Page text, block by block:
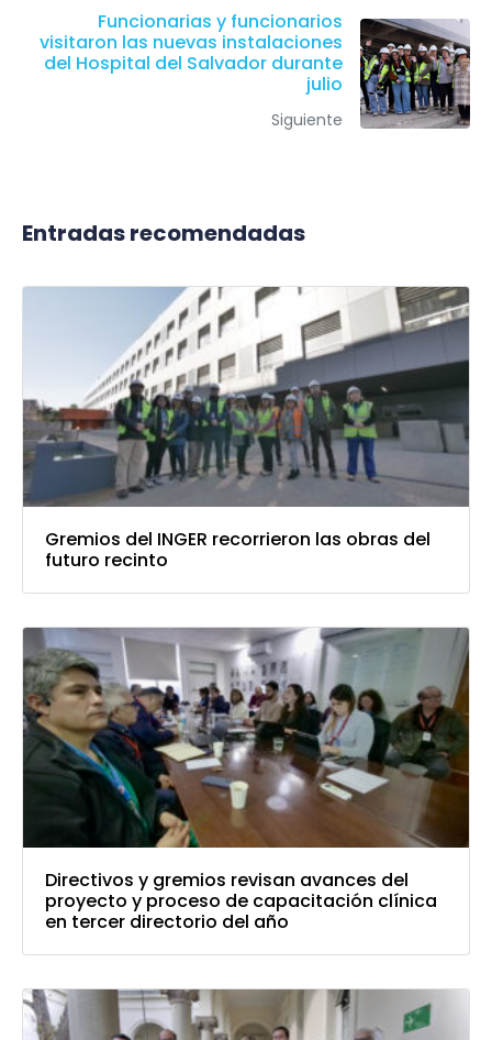
Funcionarias y funcionarios
visitaron las nuevas instalaciones
del Hospital del Salvador durante
julio
Siguiente
Entradas recomendadas
Gremios del INGER recorrieron las obras del
futuro recinto
Directivos y gremios revisan avances del
proyecto y proceso de capacitación clínica
en tercer directorio del año